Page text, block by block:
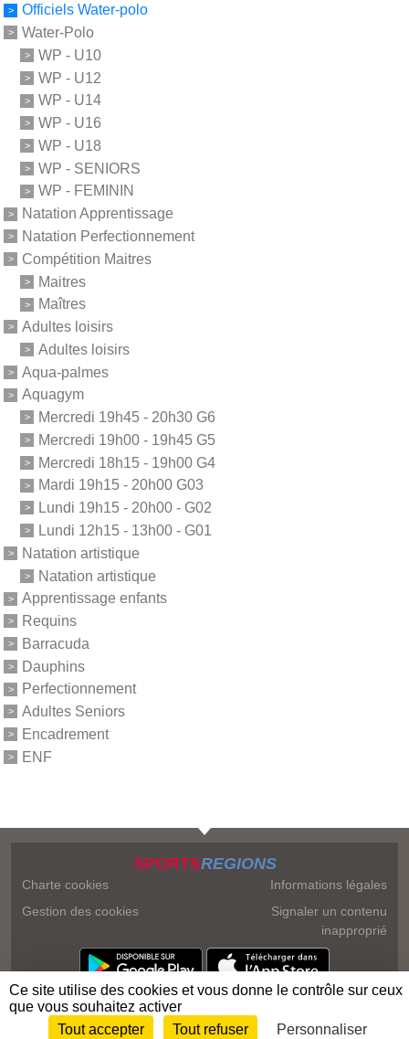
Officiels Water-polo
Water-Polo
WP - U10
WP - U12
WP - U14
WP - U16
WP - U18
WP - SENIORS
WP - FEMININ
Natation Apprentissage
Natation Perfectionnement
Compétition Maitres
Maitres
Maîtres
Adultes loisirs
Adultes loisirs
Aqua-palmes
Aquagym
Mercredi 19h45 - 20h30 G6
Mercredi 19h00 - 19h45 G5
Mercredi 18h15 - 19h00 G4
Mardi 19h15 - 20h00 G03
Lundi 19h15 - 20h00 - G02
Lundi 12h15 - 13h00 - G01
Natation artistique
Natation artistique
Apprentissage enfants
Requins
Barracuda
Dauphins
Perfectionnement
Adultes Seniors
Encadrement
ENF
SPORTSREGIONS
Charte cookies
Gestion des cookies
Informations légales
Signaler un contenu
inapproprié
Envie de participer ? Connexion
Ce site utilise des cookies et vous donne le contrôle sur ceux
que vous souhaitez activer
Tout accepter
Tout refuser Personnaliser